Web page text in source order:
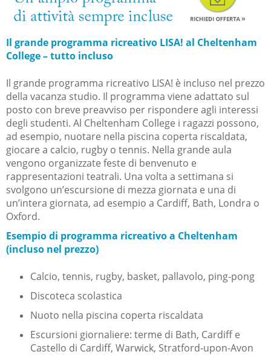
Il grande programma ricreativo LISA! al Cheltenham
College – tutto incluso
Il grande programma ricreativo LISA! è incluso nel prezzo
della vacanza studio. Il programma viene adattato sul
posto con breve preavviso per rispondere agli interessi
degli studenti. Al Cheltenham College i ragazzi possono,
ad esempio, nuotare nella piscina coperta riscaldata,
giocare a calcio, rugby o tennis. Nella grande aula
vengono organizzate feste di benvenuto e
rappresentazioni teatrali. Una volta a settimana si
svolgono un’escursione di mezza giornata e una di
un’intera giornata, ad esempio a Cardiff, Bath, Londra o
Oxford.
Esempio di programma ricreativo a Cheltenham
(incluso nel prezzo)
Calcio, tennis, rugby, basket, pallavolo, ping-pong
Discoteca scolastica
Nuoto nella piscina coperta riscaldata
Escursioni giornaliere: terme di Bath, Cardiff e
Castello di Cardiff, Warwick, Stratford-upon-Avon